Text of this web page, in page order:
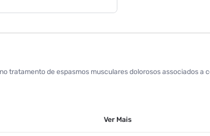
tratamento de espasmos musculares dolorosos associados
Ver Mais